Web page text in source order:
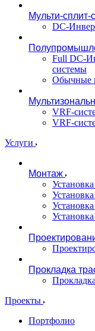
Мульти-сплит-
DC-
Full DC-
системы
Обычные
VRF-
VRF-
Услуги
Монтаж
Прокладка
Проекты
Портфолио